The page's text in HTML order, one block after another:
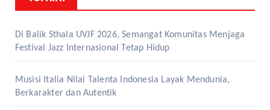
Di Balik Sthala UVJF 2026, Semangat Komunitas Menjaga
Festival Jazz Internasional Tetap Hidup
Musisi Italia Nilai Talenta Indonesia Layak Mendunia,
Berkarakter dan Autentik